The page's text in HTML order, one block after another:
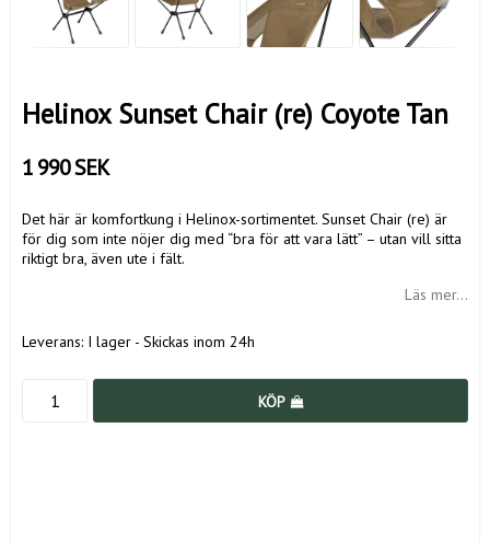
Helinox Sunset Chair (re) Coyote Tan
1 990 SEK
Det här är komfortkung i Helinox-sortimentet. Sunset Chair (re) är
för dig som inte nöjer dig med “bra för att vara lätt” – utan vill sitta
riktigt bra, även ute i fält.
Läs mer...
Leverans: I lager - Skickas inom 24h
KÖP